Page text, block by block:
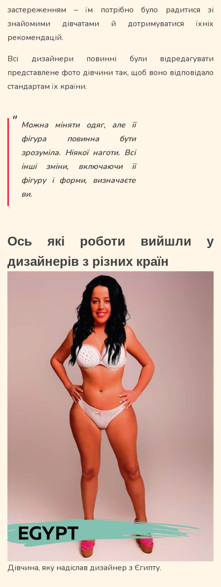
застереженням – їм потрібно було радитися зі
знайомими дівчатами й дотримуватися їхніх
рекомендацій.
Всі дизайнери повинні були відредагувати
представлене фото дівчини так, щоб воно відповідало
стандартам їх країни.
Можна міняти одяг, але її
фігура повинна бути
зрозуміла. Ніякої наготи. Всі
інші зміни, включаючи її
фігуру і форми, визначаєте
ви.
Ось які роботи вийшли у
дизайнерів з різних країн
Дівчина, яку надіслав дизайнер з Єгипту.